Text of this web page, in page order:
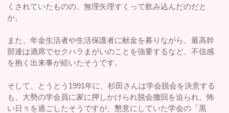
くされていたものの、無理矢理すくって飲み込んだのだと
か。
また、年金生活者や生活保護者に献金を募りながら、最高幹
部達は酒席でセクハラまがいのことを強要するなど、不信感
を抱く出来事が続いたそうです。
そして、とうとう1991年に、杉田さんは学会脱会を決意する
も、大勢の学会員に家に押しかけられ脱会撤回を迫られ、怖
い日々を過ごしたそうですが、懇意にしていた学会の「黒